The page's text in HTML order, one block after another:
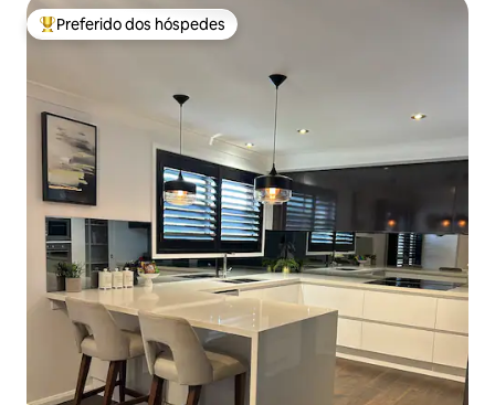
Entre os melhores preferidos dos hóspedes
Preferido dos hóspedes